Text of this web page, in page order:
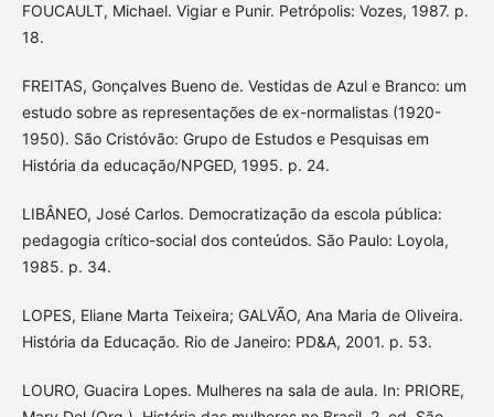
FOUCAULT, Michael. Vigiar e Punir. Petrópolis: Vozes, 1987. p.
18.
FREITAS, Gonçalves Bueno de. Vestidas de Azul e Branco: um
estudo sobre as representações de ex-normalistas (1920-
1950). São Cristóvão: Grupo de Estudos e Pesquisas em
História da educação/NPGED, 1995. p. 24.
LIBÂNEO, José Carlos. Democratização da escola pública:
pedagogia crítico-social dos conteúdos. São Paulo: Loyola,
1985. p. 34.
LOPES, Eliane Marta Teixeira; GALVÃO, Ana Maria de Oliveira.
História da Educação. Rio de Janeiro: PD&A, 2001. p. 53.
LOURO, Guacira Lopes. Mulheres na sala de aula. In: PRIORE,